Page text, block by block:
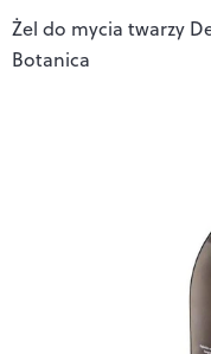
Żel do mycia twarzy
Botanica